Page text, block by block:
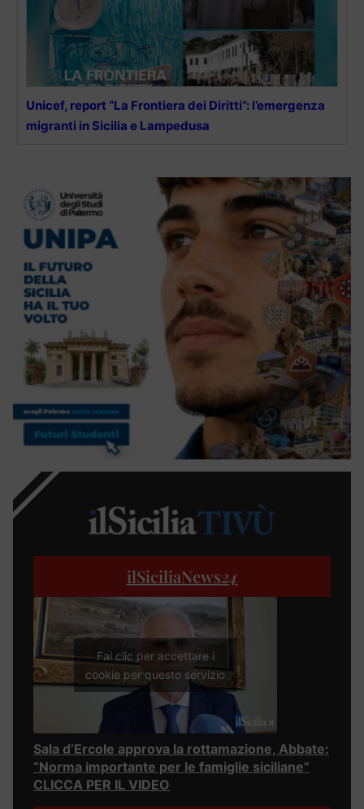
Unicef, report “La Frontiera dei Diritti”: l’emergenza
migranti in Sicilia e Lampedusa
ilSiciliaNews24
Fai clic per accettare i
cookie per questo servizio
Sala d’Ercole approva la rottamazione, Abbate:
“Norma importante per le famiglie siciliane”
CLICCA PER IL VIDEO